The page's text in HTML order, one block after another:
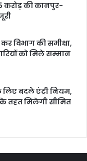
करोड़ की कानपुर-
विभाग की समीक्षा,
को मिले सम्मान
बदले एंट्री नियम,
तहत मिलेगी सीमित